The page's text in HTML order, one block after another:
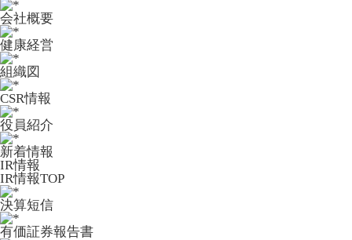
会社概要
健康経営
組織図
CSR情報
役員紹介
新着情報
IR情報
IR情報TOP
決算短信
有価証券報告書